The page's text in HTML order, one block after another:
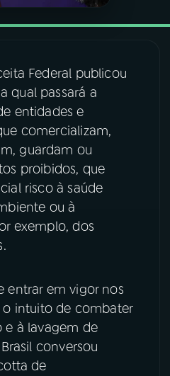
Facebook
Federal publicou
qual passará a
entidades e
comercializam,
guardam ou
proibidos, que
risco à saúde
ou à
exemplo, dos
entrar em vigor nos
intuito de combater
e à lavagem de
conversou
de